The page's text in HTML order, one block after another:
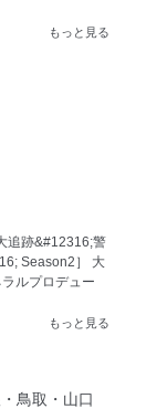
もっと見る
追跡&#12316;警
Season2］ 大
ルプロデュー
もっと見る
鳥取・山口